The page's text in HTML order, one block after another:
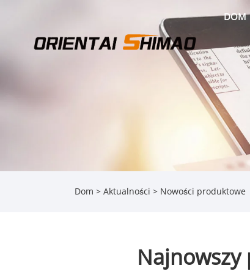
DOM
Dom > Aktualności > Nowości produktowe